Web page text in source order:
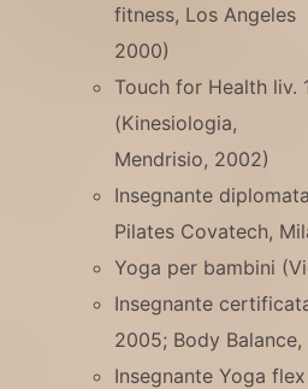
fitness, Los Angeles
2000)
Touch for Health liv.
(Kinesiologia,
Mendrisio, 2002)
Insegnante
Pilates Covatech,
Yoga per bambini
Insegnante
2005; Body Balance,
Insegnante Yoga